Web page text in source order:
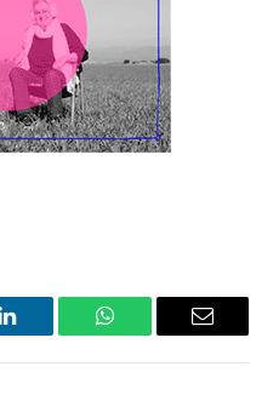
LinkedIn WhatsAppEmail